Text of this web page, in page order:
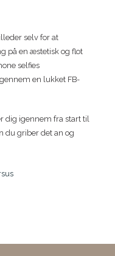
selv for at
på en æstetisk og flot
selfies
en lukket FB-
dig igennem fra start til
du griber det an og